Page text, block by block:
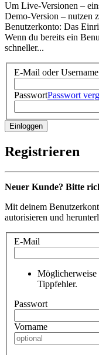
Um Live-Versionen –
Demo-Version – nutzen
Benutzerkonto: Das
Wenn du bereits ein
schneller...
E-Mail oder Username
PasswortPasswort
Registrieren
Neuer Kunde? Bitte
Mit deinem
autorisieren und
E-Mail
Möglicherweise
Tippfehler.
Passwort
Vorname